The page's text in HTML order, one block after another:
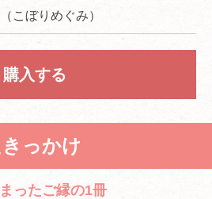
こぼりめぐみ）
購入する
っかけ
ったご縁の1冊